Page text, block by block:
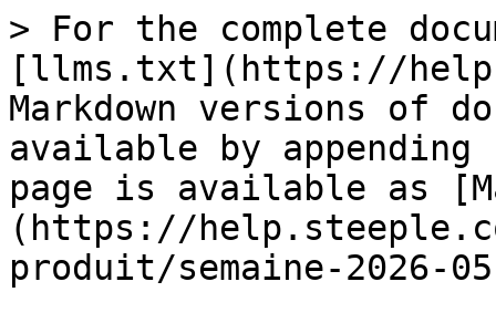
> For the complete
[llms.txt](https://
Markdown versions of
available by
page is available as
(https://
produit/semaine-2026-